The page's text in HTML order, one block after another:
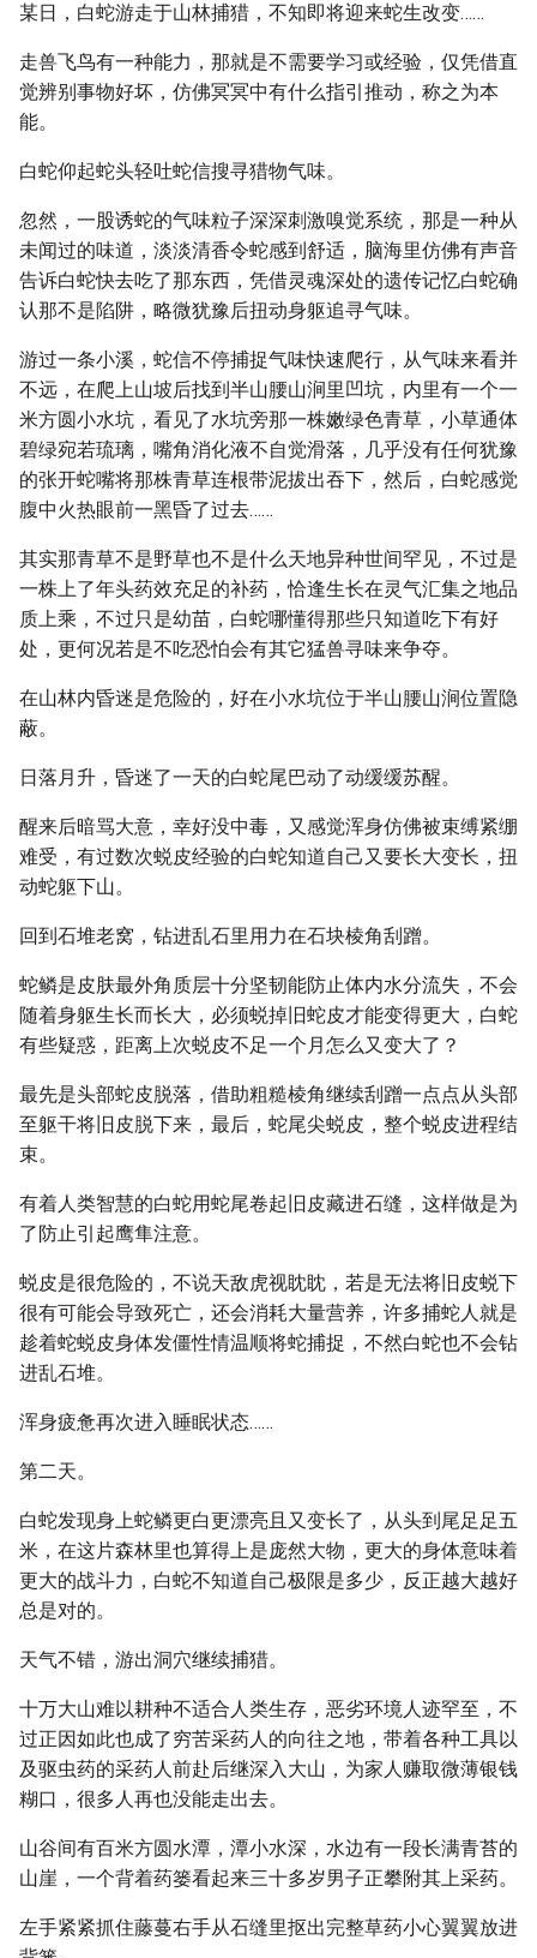
某日，白蛇游走于山林捕猎，不知即将迎来蛇生改变……
走兽飞鸟有一种能力，那就是不需要学习或经验，仅凭借直
觉辨别事物好坏，仿佛冥冥中有什么指引推动，称之为本
能。
白蛇仰起蛇头轻吐蛇信搜寻猎物气味。
忽然，一股诱蛇的气味粒子深深刺激嗅觉系统，那是一种从
未闻过的味道，淡淡清香令蛇感到舒适，脑海里仿佛有声音
告诉白蛇快去吃了那东西，凭借灵魂深处的遗传记忆白蛇确
认那不是陷阱，略微犹豫后扭动身躯追寻气味。
游过一条小溪，蛇信不停捕捉气味快速爬行，从气味来看并
不远，在爬上山坡后找到半山腰山涧里凹坑，内里有一个一
米方圆小水坑，看见了水坑旁那一株嫩绿色青草，小草通体
碧绿宛若琉璃，嘴角消化液不自觉滑落，几乎没有任何犹豫
的张开蛇嘴将那株青草连根带泥拔出吞下，然后，白蛇感觉
腹中火热眼前一黑昏了过去……
其实那青草不是野草也不是什么天地异种世间罕见，不过是
一株上了年头药效充足的补药，恰逢生长在灵气汇集之地品
质上乘，不过只是幼苗，白蛇哪懂得那些只知道吃下有好
处，更何况若是不吃恐怕会有其它猛兽寻味来争夺。
在山林内昏迷是危险的，好在小水坑位于半山腰山涧位置隐
蔽。
日落月升，昏迷了一天的白蛇尾巴动了动缓缓苏醒。
醒来后暗骂大意，幸好没中毒，又感觉浑身仿佛被束缚紧绷
难受，有过数次蜕皮经验的白蛇知道自己又要长大变长，扭
动蛇躯下山。
回到石堆老窝，钻进乱石里用力在石块棱角刮蹭。
蛇鳞是皮肤最外角质层十分坚韧能防止体内水分流失，不会
随着身躯生长而长大，必须蜕掉旧蛇皮才能变得更大，白蛇
有些疑惑，距离上次蜕皮不足一个月怎么又变大了？
最先是头部蛇皮脱落，借助粗糙棱角继续刮蹭一点点从头部
至躯干将旧皮脱下来，最后，蛇尾尖蜕皮，整个蜕皮进程结
束。
有着人类智慧的白蛇用蛇尾卷起旧皮藏进石缝，这样做是为
了防止引起鹰隼注意。
蜕皮是很危险的，不说天敌虎视眈眈，若是无法将旧皮蜕下
很有可能会导致死亡，还会消耗大量营养，许多捕蛇人就是
趁着蛇蜕皮身体发僵性情温顺将蛇捕捉，不然白蛇也不会钻
进乱石堆。
浑身疲惫再次进入睡眠状态……
第二天。
白蛇发现身上蛇鳞更白更漂亮且又变长了，从头到尾足足五
米，在这片森林里也算得上是庞然大物，更大的身体意味着
更大的战斗力，白蛇不知道自己极限是多少，反正越大越好
总是对的。
天气不错，游出洞穴继续捕猎。
十万大山难以耕种不适合人类生存，恶劣环境人迹罕至，不
过正因如此也成了穷苦采药人的向往之地，带着各种工具以
及驱虫药的采药人前赴后继深入大山，为家人赚取微薄银钱
糊口，很多人再也没能走出去。
山谷间有百米方圆水潭，潭小水深，水边有一段长满青苔的
山崖，一个背着药篓看起来三十多岁男子正攀附其上采药。
左手紧紧抓住藤蔓右手从石缝里抠出完整草药小心翼翼放进